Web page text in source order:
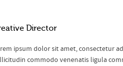
Director
ipsum dolor sit amet, consectetur
commodo venenatis ligula